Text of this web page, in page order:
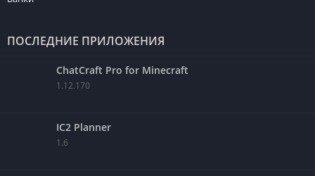
ПОСЛЕДНИЕ ПРИЛОЖЕНИЯ
ChatCraft Pro for Minecraft
1.12.170
IC2 Planner
1.6